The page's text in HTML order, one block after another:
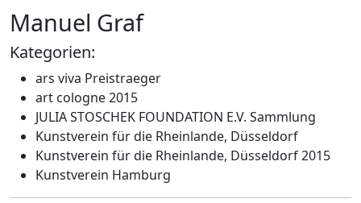
Manuel Graf
Kategorien:
ars viva Preistraeger
art cologne 2015
JULIA STOSCHEK FOUNDATION E.V. Sammlung
Kunstverein für die Rheinlande, Düsseldorf
Kunstverein für die Rheinlande, Düsseldorf 2015
Kunstverein Hamburg